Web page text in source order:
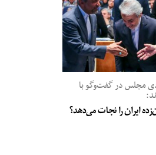
مجلس در گفت‌وگو با
ایران را نجات می‌دهد؟